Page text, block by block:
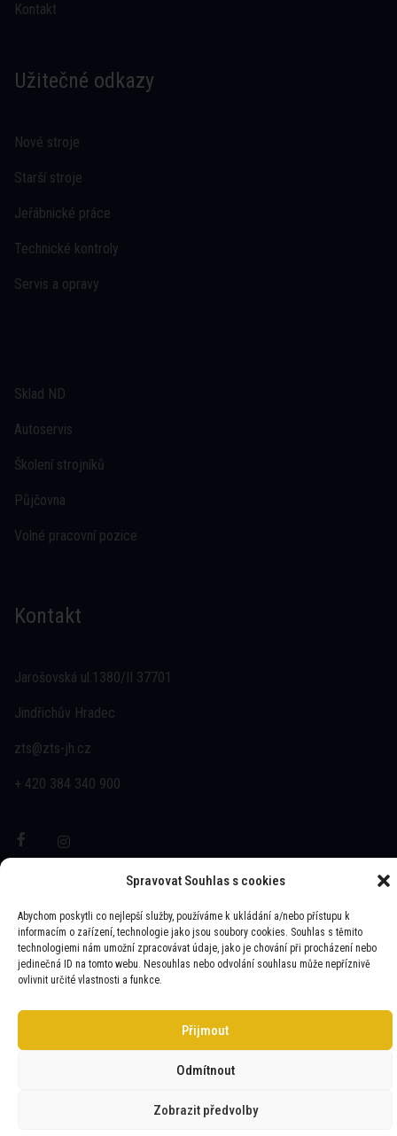
Spravovat Souhlas s cookies
Abychom poskytli co nejlepší služby, používáme k ukládání a/nebo přístupu k
informacím o zařízení, technologie jako jsou soubory cookies. Souhlas s těmito
technologiemi nám umožní zpracovávat údaje, jako je chování při procházení nebo
jedinečná ID na tomto webu. Nesouhlas nebo odvolání souhlasu může nepříznivě
ovlivnit určité vlastnosti a funkce.
Přijmout
Odmítnout
Zobrazit předvolby
Kontakt
Užitečné odkazy
Nové stroje
Starší stroje
Jeřábnické práce
Technické kontroly
Servis a opravy
Sklad ND
Autoservis
Školení strojníků
Půjčovna
Volné pracovní pozice
Kontakt
Jarošovská ul.1380/II 37701
Jindřichův Hradec
zts@zts-jh.cz
+ 420 384 340 900
ZTS JINDŘICHŮV HRADEC © 2025 | VŠECHNA PRÁVA
VYHRAZENA